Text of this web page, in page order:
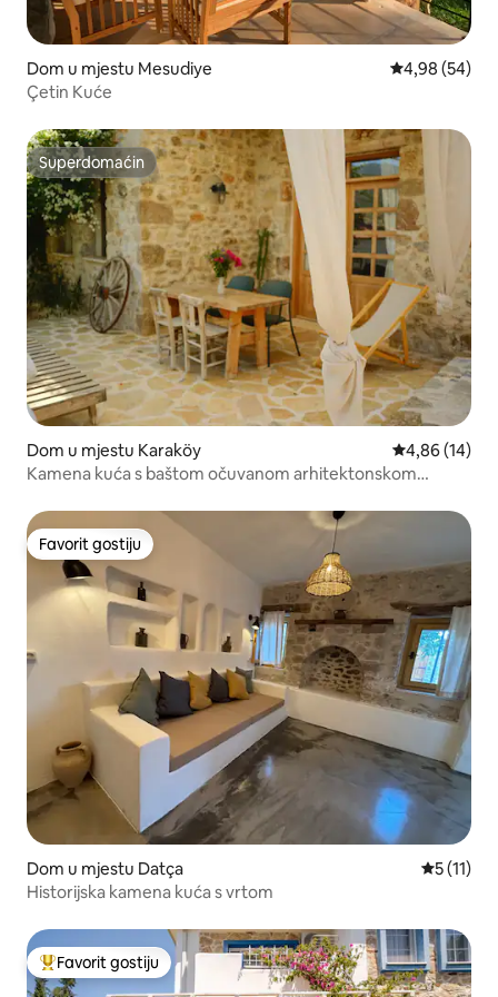
Dom u mjestu Mesudiye Prosječna
4,98 (54)
Çetin Kuće
Superdomaćin
Superdomaćin
Dom u mjestu Karaköy Prosječna
4,86 (14)
Kamena kuća s baštom očuvanom arhitektonskom
Favorit gostiju
Favorit gostiju
Dom u mjestu Datça
5 (11)
Historijska kamena kuća s vrtom
Glavni favorit gostiju
Favorit gostiju